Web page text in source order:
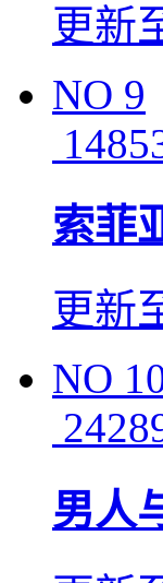
更新
NO 9
索菲
更新
NO
男人